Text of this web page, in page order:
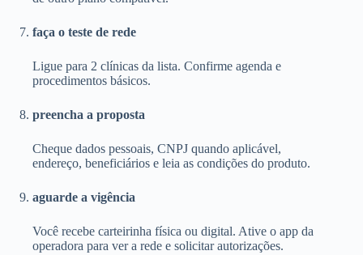
faça o teste de rede
Ligue para 2 clínicas da lista. Confirme agenda e
procedimentos básicos.
preencha a proposta
Cheque dados pessoais, CNPJ quando aplicável,
endereço, beneficiários e leia as condições do produto.
aguarde a vigência
Você recebe carteirinha física ou digital. Ative o app da
operadora para ver a rede e solicitar autorizações.